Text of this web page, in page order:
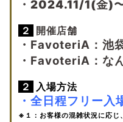
・2024.11/1(金)
２ 開催店舗
・FavoteriA：池
・FavoteriA：な
２ 入場方法
・全日程フリー入
※１：お客様の混雑状況に応じ